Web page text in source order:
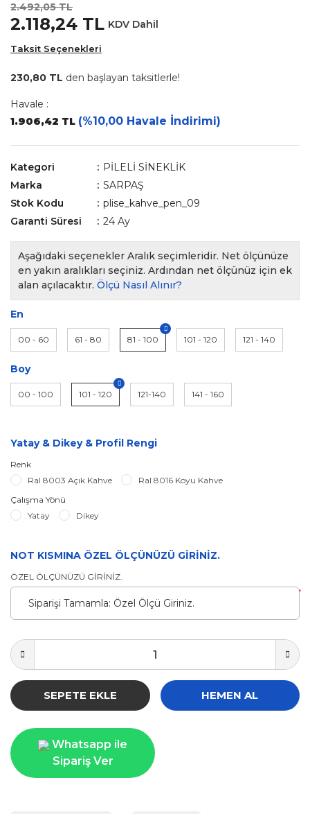
2.492,05 TL
2.118,24 TL KDV Dahil
Taksit Seçenekleri
230,80 TL den başlayan taksitlerle!
Havale :
1.906,42 TL (%10,00 Havale İndirimi)
Kategori
PİLELİ SİNEKLİK
Marka
SARPAŞ
Stok Kodu
plise_kahve_pen_09
Garanti Süresi
24 Ay
Aşağıdaki seçenekler Aralık seçimleridir. Net ölçünüze
en yakın aralıkları seçiniz. Ardından net ölçünüz için ek
alan açılacaktır. Ölçü Nasıl Alınır?
En
00 - 60 61 - 80 81 - 100 101 - 120 121 - 140
Boy
00 - 100 101 - 120 121-140 141 - 160
Yatay & Dikey & Profil Rengi
Renk
Ral 8003 Açık Kahve
Ral 8016 Koyu Kahve
Çalışma Yönü
Yatay
Dikey
NOT KISMINA ÖZEL ÖLÇÜNÜZÜ GİRİNİZ.
ÖZEL ÖLÇÜNÜZÜ GİRİNİZ.
*
SEPETE EKLE HEMEN AL
Whatsapp ile
Sipariş Ver